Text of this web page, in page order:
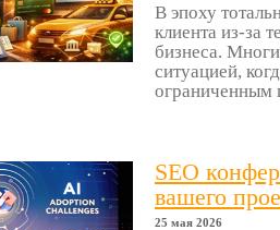
В эпоху
клиента из-за
бизнеса.
ситуацией,
ограниченным
SEO
вашего
25 мая 2026